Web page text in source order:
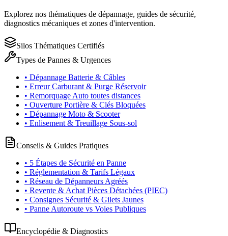
Explorez nos thématiques de dépannage, guides de sécurité,
diagnostics mécaniques et zones d'intervention.
Silos Thématiques Certifiés
Types de Pannes & Urgences
• Dépannage Batterie & Câbles
• Erreur Carburant & Purge Réservoir
• Remorquage Auto toutes distances
• Ouverture Portière & Clés Bloquées
• Dépannage Moto & Scooter
• Enlisement & Treuillage Sous-sol
Conseils & Guides Pratiques
• 5 Étapes de Sécurité en Panne
• Réglementation & Tarifs Légaux
• Réseau de Dépanneurs Agréés
• Revente & Achat Pièces Détachées (PIEC)
• Consignes Sécurité & Gilets Jaunes
• Panne Autoroute vs Voies Publiques
Encyclopédie & Diagnostics